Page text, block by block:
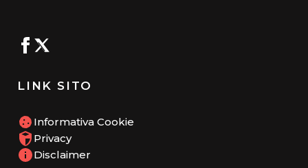
LINK SITO
Informativa Cookie
Privacy
Disclaimer